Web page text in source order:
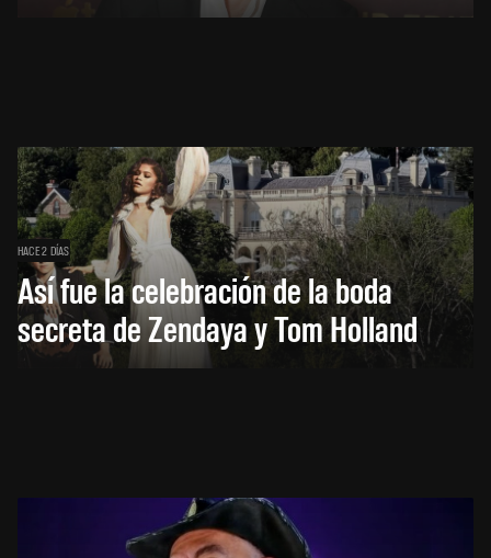
HACE 2 DÍAS
Así fue la celebración de la boda
secreta de Zendaya y Tom Holland